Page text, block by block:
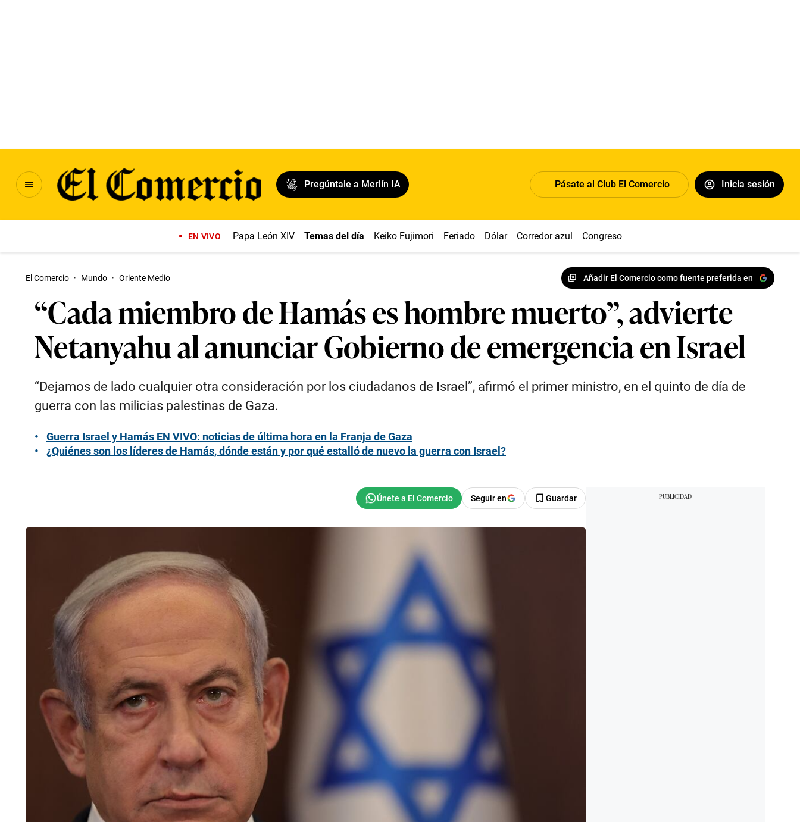
Pregúntale a Merlín IA Pásate al Club El Comercio Inicia sesión
EN VIVO Papa León XIV Temas del día Keiko Fujimori Feriado Dólar Corredor azul Congreso
El Comercio · Mundo · Oriente Medio Añadir El Comercio como fuente preferida en
“Cada miembro de Hamás es hombre muerto”, advierte
Netanyahu al anunciar Gobierno de emergencia en Israel
“Dejamos de lado cualquier otra consideración por los ciudadanos de Israel”, afirmó el primer ministro, en el quinto de día de
guerra con las milicias palestinas de Gaza.
Guerra Israel y Hamás EN VIVO: noticias de última hora en la Franja de Gaza
¿Quiénes son los líderes de Hamás, dónde están y por qué estalló de nuevo la guerra con Israel?
Seguir en Guardar